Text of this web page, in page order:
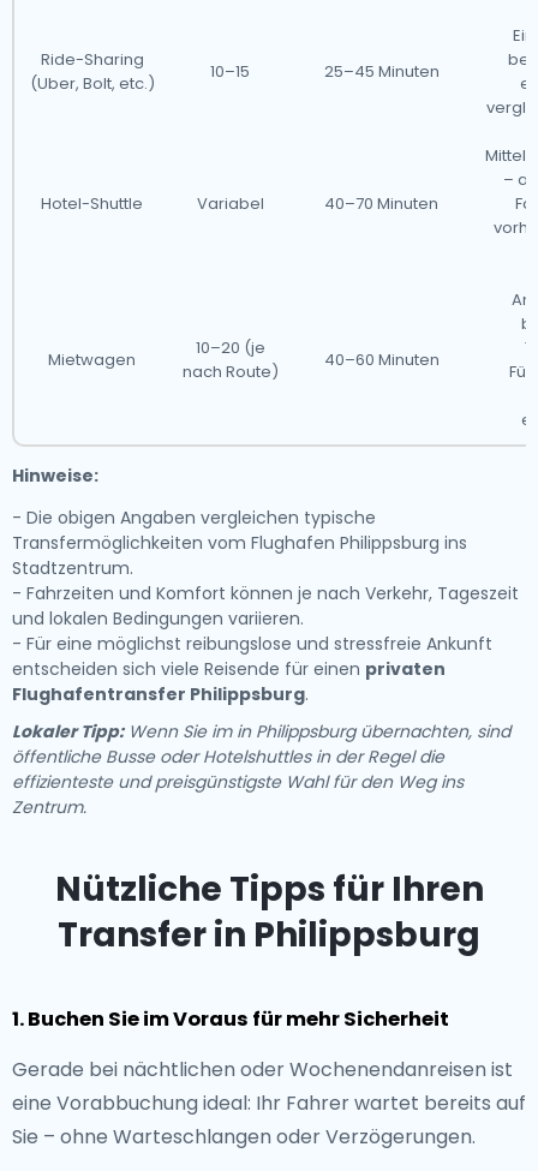
Ride-Sharing
(Uber, Bolt, etc.)
10–15 25–45 Minuten
Hotel-Shuttle Variabel 40–70 Minuten
–
Mietwagen
10–20 (je
nach Route)
40–60 Minuten
Hinweise:
- Die obigen Angaben vergleichen typische
Transfermöglichkeiten vom Flughafen Philippsburg ins
Stadtzentrum.
- Fahrzeiten und Komfort können je nach Verkehr, Tageszeit
und lokalen Bedingungen variieren.
- Für eine möglichst reibungslose und stressfreie Ankunft
entscheiden sich viele Reisende für einen privaten
Flughafentransfer Philippsburg.
Lokaler Tipp:Wenn Sie im in Philippsburg übernachten, sind
öffentliche Busse oder Hotelshuttles in der Regel die
effizienteste und preisgünstigste Wahl für den Weg ins
Zentrum.
Nützliche Tipps für Ihren
Transfer in Philippsburg
1. Buchen Sie im Voraus für mehr Sicherheit
Gerade bei nächtlichen oder Wochenendanreisen ist
eine Vorabbuchung ideal: Ihr Fahrer wartet bereits auf
Sie – ohne Warteschlangen oder Verzögerungen.